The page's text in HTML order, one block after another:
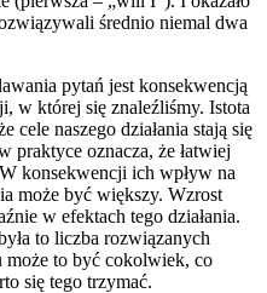
średnio niemal dwa
pytań jest konsekwencją
w której się znaleźliśmy. Istota
cele naszego działania stają się
praktyce oznacza, że łatwiej
konsekwencji ich wpływ na
może być większy. Wzrost
w efektach tego działania.
to liczba rozwiązanych
to być cokolwiek, co
się tego trzymać.